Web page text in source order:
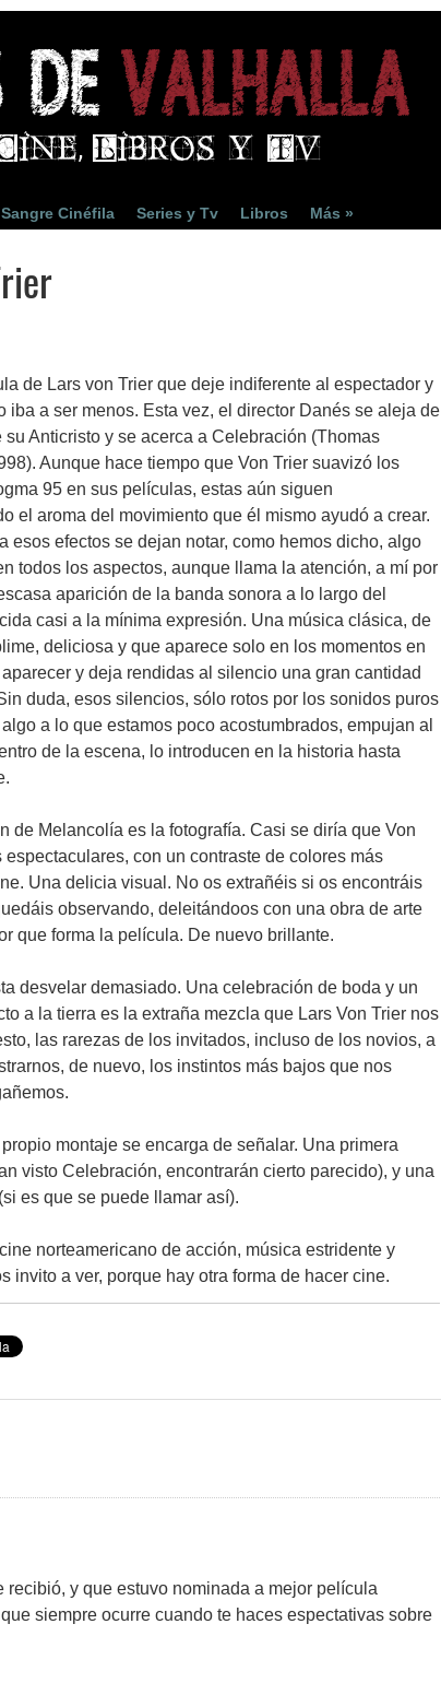
Sangre Cinéfila Series y Tv Libros Más »
de Lars von Trier que deje indiferente al espectador y
iba a ser menos. Esta vez, el director Danés se aleja de
su Anticristo y se acerca a Celebración (Thomas
Aunque hace tiempo que Von Trier suavizó los
95 en sus películas, estas aún siguen
el aroma del movimiento que él mismo ayudó a crear.
esos efectos se dejan notar, como hemos dicho, algo
todos los aspectos, aunque llama la atención, a mí por
aparición de la banda sonora a lo largo del
casi a la mínima expresión. Una música clásica, de
deliciosa y que aparece solo en los momentos en
aparecer y deja rendidas al silencio una gran cantidad
duda, esos silencios, sólo rotos por los sonidos puros
a lo que estamos poco acostumbrados, empujan al
de la escena, lo introducen en la historia hasta
de Melancolía es la fotografía. Casi se diría que Von
con un contraste de colores más
Una delicia visual. No os extrañéis si os encontráis
observando, deleitándoos con una obra de arte
que forma la película. De nuevo brillante.
desvelar demasiado. Una celebración de boda y un
a la tierra es la extraña mezcla que Lars Von Trier nos
las rarezas de los invitados, incluso de los novios, a
de nuevo, los instintos más bajos que nos
montaje se encarga de señalar. Una primera
visto Celebración, encontrarán cierto parecido), y una
es que se puede llamar así).
norteamericano de acción, música estridente y
invito a ver, porque hay otra forma de hacer cine.
y que estuvo nominada a mejor película
siempre ocurre cuando te haces espectativas sobre